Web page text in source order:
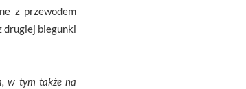
z przewodem
drugiej biegunki
w tym także na